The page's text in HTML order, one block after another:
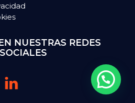
NUESTRAS REDES
SOCIALES